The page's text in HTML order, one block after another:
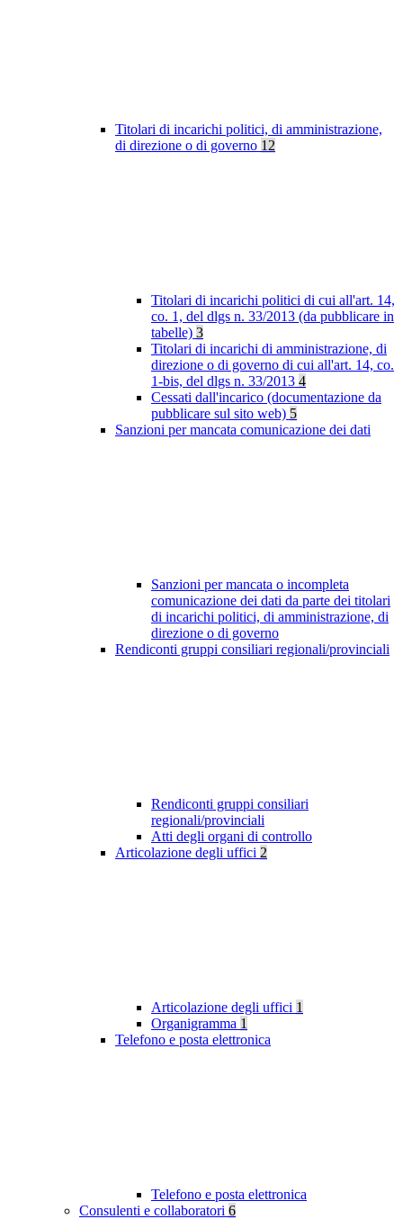
Titolari di incarichi politici, di amministrazione,
di direzione o di governo 12
Titolari di incarichi politici di cui all'art. 14,
co. 1, del dlgs n. 33/2013 (da pubblicare in
tabelle) 3
Titolari di incarichi di amministrazione, di
direzione o di governo di cui all'art. 14, co.
1-bis, del dlgs n. 33/2013 4
Cessati dall'incarico (documentazione da
pubblicare sul sito web) 5
Sanzioni per mancata comunicazione dei dati
Sanzioni per mancata o incompleta
comunicazione dei dati da parte dei titolari
di incarichi politici, di amministrazione, di
direzione o di governo
Rendiconti gruppi consiliari regionali/provinciali
Rendiconti gruppi consiliari
regionali/provinciali
Atti degli organi di controllo
Articolazione degli uffici 2
Articolazione degli uffici 1
Organigramma 1
Telefono e posta elettronica
Telefono e posta elettronica
Consulenti e collaboratori 6